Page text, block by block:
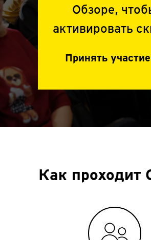
Принять
Обзоре,
активировать
Как проходит